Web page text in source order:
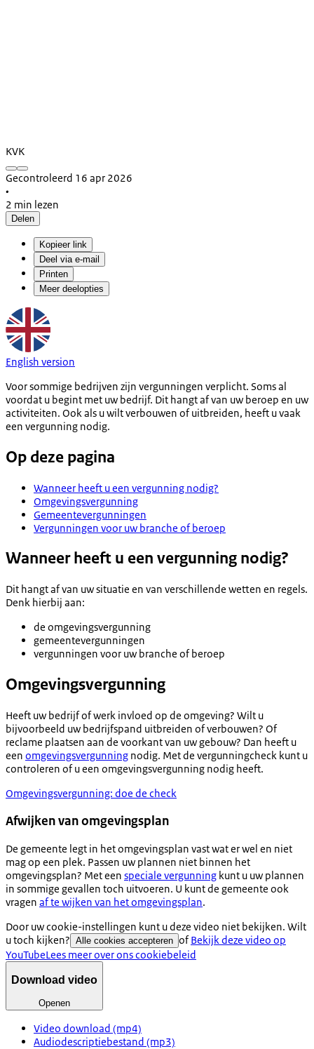
KVK
Gecontroleerd 16 apr 2026
•
2 min lezen
Delen
Kopieer link
Deel via e-mail
Printen
Meer deelopties
English version
Voor sommige bedrijven zijn vergunningen verplicht. Soms al
voordat u begint met uw bedrijf. Dit hangt af van uw beroep en uw
activiteiten. Ook als u wilt verbouwen of uitbreiden, heeft u vaak
een vergunning nodig.
Op deze pagina
Wanneer heeft u een vergunning nodig?
Omgevingsvergunning
Gemeentevergunningen
Vergunningen voor uw branche of beroep
Wanneer heeft u een vergunning nodig?
Dit hangt af van uw situatie en van verschillende wetten en regels.
Denk hierbij aan:
de omgevingsvergunning
gemeentevergunningen
vergunningen voor uw branche of beroep
Omgevingsvergunning
Heeft uw bedrijf of werk invloed op de omgeving? Wilt u
bijvoorbeeld uw bedrijfspand uitbreiden of verbouwen? Of
reclame plaatsen aan de voorkant van uw gebouw? Dan heeft u
een omgevingsvergunning nodig. Met de vergunningcheck kunt u
controleren of u een omgevingsvergunning nodig heeft.
Omgevingsvergunning: doe de check
​​​​Afwijken van omgevingsplan
De gemeente legt in het omgevingsplan vast wat er wel en niet
mag op een plek. Passen uw plannen niet binnen het
omgevingsplan? Met een speciale vergunning kunt u uw plannen
in sommige gevallen toch uitvoeren. U kunt de gemeente ook
vragen af te wijken van het omgevingsplan.
Door uw cookie-instellingen kunt u deze video niet bekijken. Wilt
u toch kijken? Alle cookies accepteren of Bekijk deze video op
YouTubeLees meer over ons cookiebeleid
Download video
Openen
Video download (mp4)
Audiodescriptiebestand (mp3)